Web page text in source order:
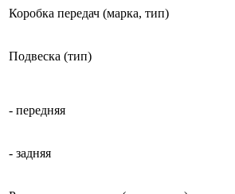
Коробка передач (марка, тип)
Подвеска (тип)
- передняя
- задняя